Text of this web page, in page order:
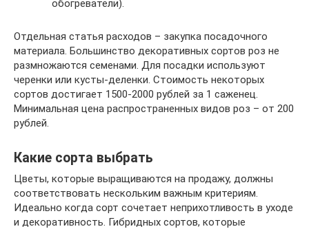
обогреватели).
Отдельная статья расходов – закупка посадочного
материала. Большинство декоративных сортов роз не
размножаются семенами. Для посадки используют
черенки или кусты-деленки. Стоимость некоторых
сортов достигает 1500-2000 рублей за 1 саженец.
Минимальная цена распространенных видов роз – от 200
рублей.
Какие сорта выбрать
Цветы, которые выращиваются на продажу, должны
соответствовать нескольким важным критериям.
Идеально когда сорт сочетает неприхотливость в уходе
и декоративность. Гибридных сортов, которые